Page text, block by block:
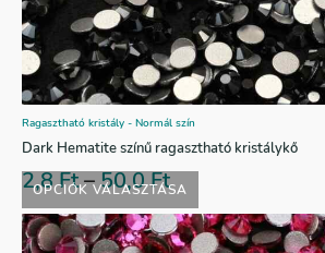
OPCIÓK VÁLASZTÁSA
Ragasztható kristály - Normál szín
Dark Hematite színű ragasztható kristálykő
2,8Ft–50,0Ft